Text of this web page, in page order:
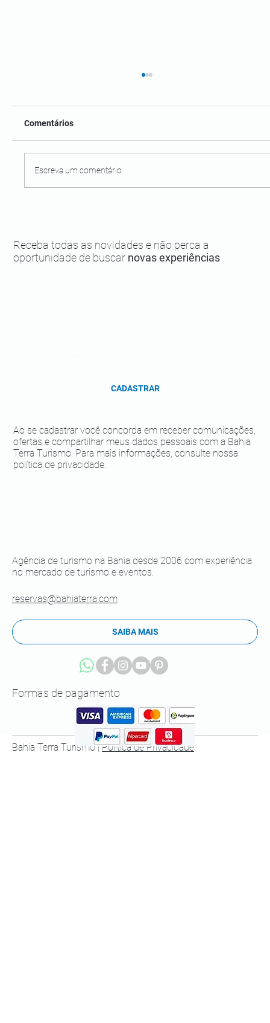
Comentários
Escreva um comentário
Bahia Terra Turismo |Política de Privacidade
Formas de pagamento
Agência de turismo na Bahia desde 2006 com experiência
no mercado de turismo e eventos.
SAIBA MAIS
reservas@bahiaterra.com
Receba todas as novidades e não perca a
oportunidade de buscar novas experiências
Ao se cadastrar você concorda em receber comunicações,
ofertas e compartilhar meus dados pessoais com a Bahia
Terra Turismo. Para mais informações, consulte nossa
política de privacidade.
CADASTRAR